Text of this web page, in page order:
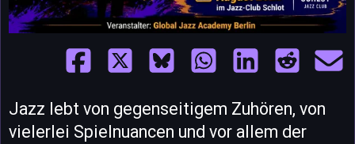
Jazz lebt von gegenseitigem Zuhören, von
vielerlei Spielnuancen und vor allem der